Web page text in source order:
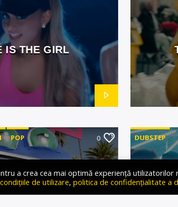
IS THE GIRL
POP 0
OF LIFE
DUBSTEP
a crea cea mai optimă experiență
de utilizare, politica de confidențialitate a